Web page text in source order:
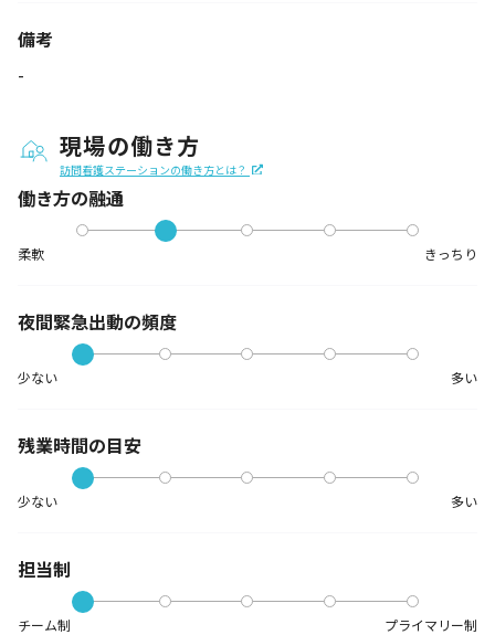
備考
-
現場の働き方
訪問看護ステーションの働き方とは？
働き方の融通
柔軟 きっちり
夜間緊急出動の頻度
少ない 多い
残業時間の目安
少ない 多い
担当制
チーム制 プライマリー制